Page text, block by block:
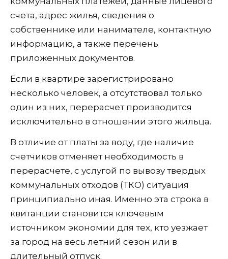
счета, адрес жилья, сведения о
собственнике или нанимателе, контактную
информацию, а также перечень
приложенных документов.
Если в квартире зарегистрировано
несколько человек, а отсутствовал только
один из них, перерасчет производится
исключительно в отношении этого жильца.
В отличие от платы за воду, где наличие
счетчиков отменяет необходимость в
перерасчете, с услугой по вывозу твердых
коммунальных отходов (ТКО) ситуация
принципиально иная. Именно эта строка в
квитанции становится ключевым
источником экономии для тех, кто уезжает
за город на весь летний сезон или в
длительный отпуск.